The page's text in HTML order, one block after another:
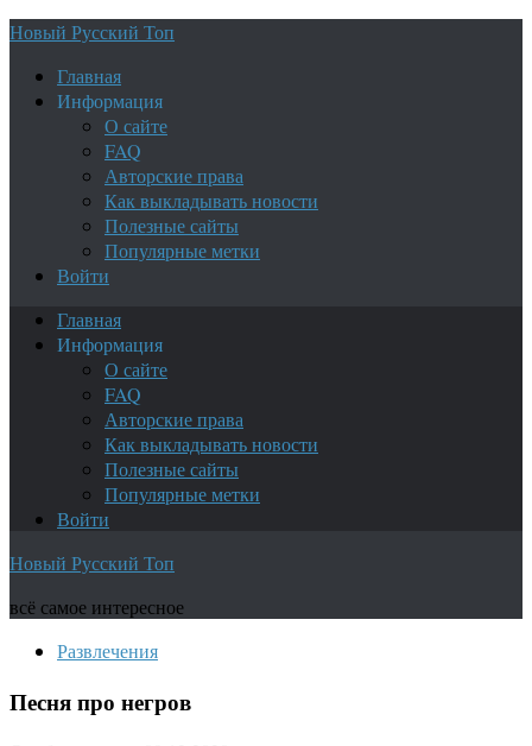
Новый Русский Топ
Главная
Информация
О сайте
FAQ
Авторские права
Как выкладывать новости
Полезные сайты
Популярные метки
Войти
Главная
Информация
О сайте
FAQ
Авторские права
Как выкладывать новости
Полезные сайты
Популярные метки
Войти
Новый Русский Топ
всё самое интересное
Развлечения
Песня про негров